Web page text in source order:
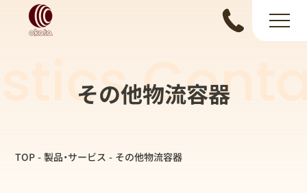
その他物流容器
TOP 製品・サービス その他物流容器